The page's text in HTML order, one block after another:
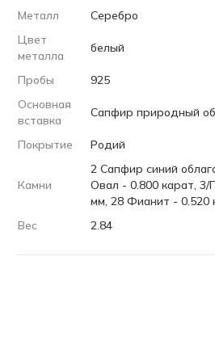
Металл
Серебро
Цвет
металла
белый
Пробы
925
Основная
вставка
Сапфир природный
Покрытие Родий
Камни
2 Сапфир синий
Овал - 0.800 карат, 3/
мм, 28 Фианит - 0.520
Вес
2.84